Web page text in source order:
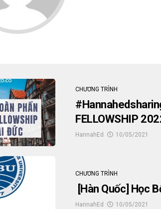
CHƯƠNG TRÌNH
FELLOWSHIP
HannahEd 10/05/2021
CHƯƠNG TRÌNH
[Hàn Quốc] Học
HannahEd 10/05/2021